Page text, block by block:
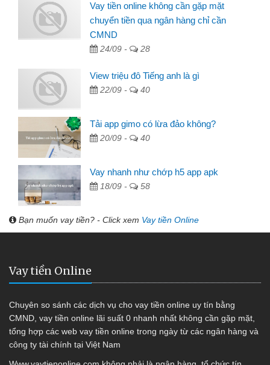
Vay tiền online không cần gặp mặt
chuyển tiền qua ngân hàng chỉ cần
CMND
24/09 - 28
View triệu đô Tiếng anh là gì
22/09 - 40
Tải app gimo có lừa đảo không?
20/09 - 40
Vay nhanh như chớp h5 app apk
18/09 - 58
Bạn muốn vay tiền? - Click xem Vay tiền Online
Vay tiền Online
Chuyên so sánh các dịch vụ cho vay tiền online uy tín bằng
CMND, vay tiền online lãi suất 0 nhanh nhất không cần gặp mặt,
tổng hợp các web vay tiền online trong ngày từ các ngân hàng và
công ty tài chính tại Việt Nam